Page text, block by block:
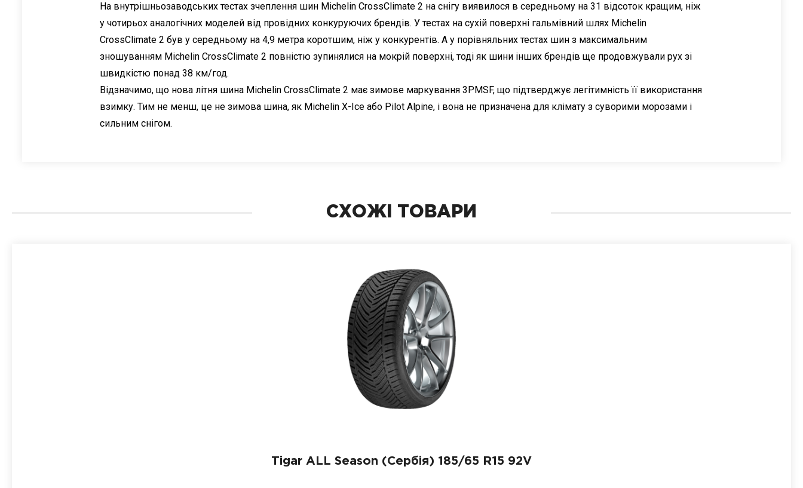
На внутрішньозаводських тестах зчеплення шин Michelin CrossClimate 2 на снігу виявилося в середньому на 31 відсоток кращим, ніж
у чотирьох аналогічних моделей від провідних конкуруючих брендів. У тестах на сухій поверхні гальмівний шлях Michelin
CrossClimate 2 був у середньому на 4,9 метра коротшим, ніж у конкурентів. А у порівняльних тестах шин з максимальним
зношуванням Michelin CrossClimate 2 повністю зупинялися на мокрій поверхні, тоді як шини інших брендів ще продовжували рух зі
швидкістю понад 38 км/год.
Відзначимо, що нова літня шина Michelin CrossClimate 2 має зимове маркування 3PMSF, що підтверджує легітимність її використання
взимку. Тим не менш, це не зимова шина, як Michelin X-Ice або Pilot Alpine, і вона не призначена для клімату з суворими морозами і
сильним снігом.
СХОЖІ ТОВАРИ
Tigar ALL Season (Сербія) 185/65 R15 92V